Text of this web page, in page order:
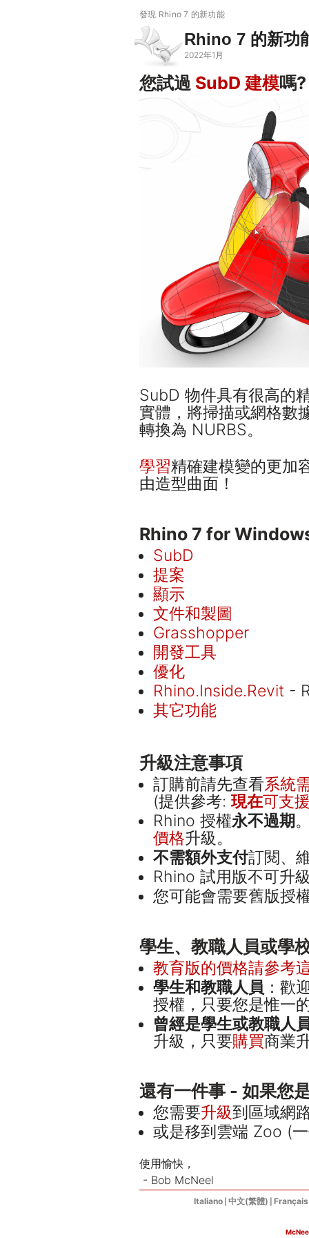
發現 Rhino 7 的新功能
Rhino 7 的新功
2022年1月
您試過 SubD 建模嗎?
SubD 物件具有很高的
實體，將掃描或網格數
轉換為 NURBS。
學習精確建模變的更加
由造型曲面！
Rhino 7 for
SubD
提案
顯示
文件和製圖
Grasshopper
開發工具
優化
Rhino.Inside.Revit -
其它功能
升級注意事項
訂購前請先查看系統
(提供參考:現在可支
Rhino 授權永不過期
價格升級。
不需額外支付訂閱、
Rhino 試用版不可升
您可能會需要舊版授
學生、教職人員或學
教育版的價格請參考
學生和教職人員 ：歡
授權，只要您是惟一
曾經是學生或教職人
升級，只要購買商業
還有一件事 - 如果您
您需要升級到區域網
或是移到雲端 Zoo (
使用愉快，
- Bob McNeel
Italiano| 中文(繁體) Français